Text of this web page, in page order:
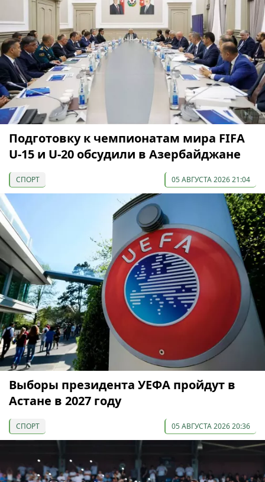
Подготовку к чемпионатам мира FIFA
U-15 и U-20 обсудили в Азербайджане
СПОРТ 05 АВГУСТА 2026 21:04
Выборы президента УЕФА пройдут в
Астане в 2027 году
СПОРТ 05 АВГУСТА 2026 20:36